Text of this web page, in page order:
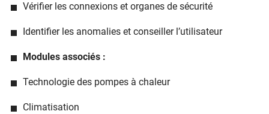
Vérifier les connexions et organes de sécurité
Identifier les anomalies et conseiller l’utilisateur
Modules associés :
Technologie des pompes à chaleur
Climatisation